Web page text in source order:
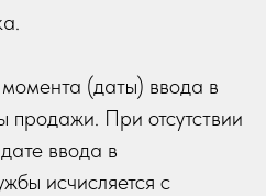
(даты) ввода в
продажи. При отсутствии
ввода в
исчисляется с